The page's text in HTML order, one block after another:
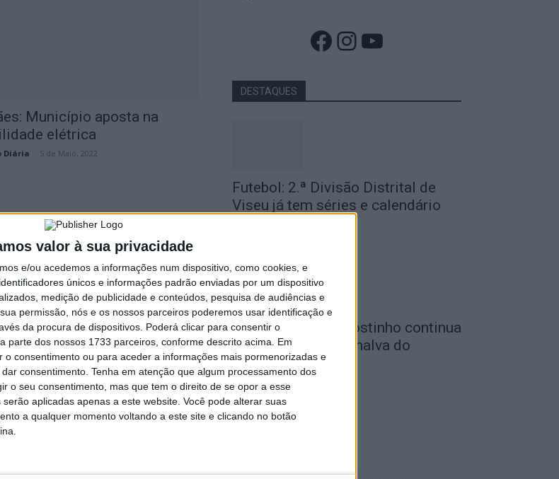
valor à sua privacidade
e/ou acedemos a informações num dispositivo, como cookies, e
únicos e informações padrão enviadas por um dispositivo
medição de publicidade e conteúdos, pesquisa de audiências e
permissão, nós e os nossos parceiros poderemos usar identificação e
da procura de dispositivos. Poderá clicar para consentir o
parte dos nossos 1733 parceiros, conforme descrito acima. Em
consentimento ou para aceder a informações mais pormenorizadas e
consentimento. Tenha em atenção que algum processamento dos
o seu consentimento, mas que tem o direito de se opor a esse
aplicadas apenas a este website. Você pode alterar suas
a qualquer momento voltando a este site e clicando no botão
Município aposta na
elétrica
Diária 5 de Maio, 2022
Facebook
Instagram
YouTube
DESTAQUES
Futebol: 2.ª Divisão Distrital de
Viseu já tem séries e calendário
Futebol: Carlos Agostinho continua
no comando do Penalva do
Castelo